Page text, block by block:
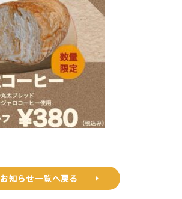
お知らせ一覧へ戻る